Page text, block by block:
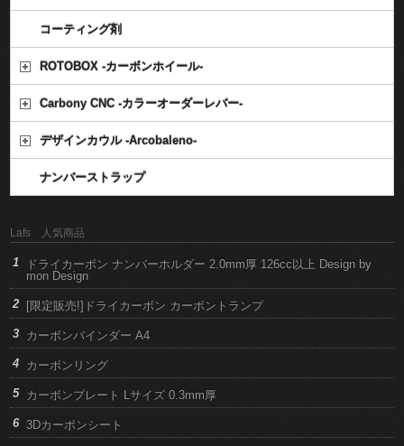
コーティング剤
ROTOBOX -カーボンホイール-
Carbony CNC -カラーオーダーレバー-
デザインカウル -Arcobaleno-
ナンバーストラップ
Lafs 人気商品
ドライカーボン ナンバーホルダー 2.0mm厚 126cc以上 Design by
mon Design
[限定販売!]ドライカーボン カーボントランプ
カーボンバインダー A4
カーボンリング
カーボンプレート Lサイズ 0.3mm厚
3Dカーボンシート